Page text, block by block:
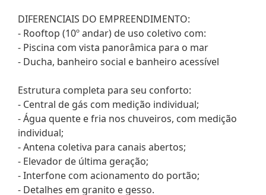
DIFERENCIAIS DO EMPREENDIMENTO:
- Rooftop (10º andar) de uso coletivo com:
- Piscina com vista panorâmica para o mar
- Ducha, banheiro social e banheiro acessível
Estrutura completa para seu conforto:
- Central de gás com medição individual;
- Água quente e fria nos chuveiros, com medição
individual;
- Antena coletiva para canais abertos;
- Elevador de última geração;
- Interfone com acionamento do portão;
- Detalhes em granito e gesso.